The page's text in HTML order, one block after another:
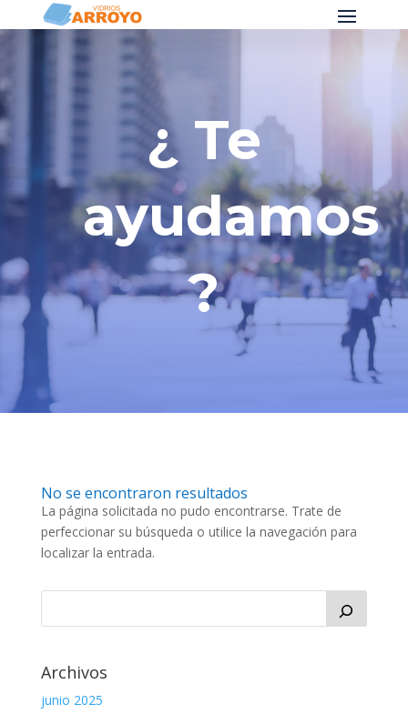
¿ Te
ayudamos
?
No se encontraron resultados
La página solicitada no pudo encontrarse. Trate de
perfeccionar su búsqueda o utilice la navegación para
localizar la entrada.
Archivos
junio 2025